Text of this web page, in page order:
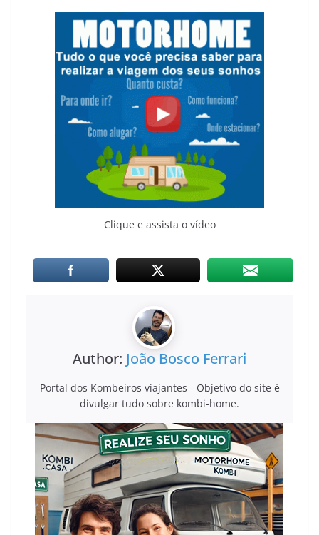
Clique e assista o vídeo
Author: João Bosco Ferrari
Portal dos Kombeiros viajantes - Objetivo do site é
divulgar tudo sobre kombi-home.